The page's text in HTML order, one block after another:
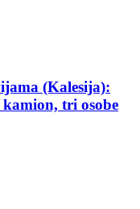
(Kalesija):
tri osobe